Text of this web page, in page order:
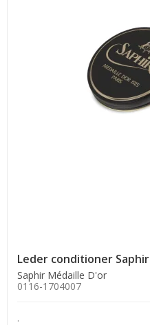
Leder conditioner
Saphir Médaille D'or
0116-1704007
.